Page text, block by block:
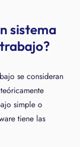
sistema
se consideran
simple o
tiene las